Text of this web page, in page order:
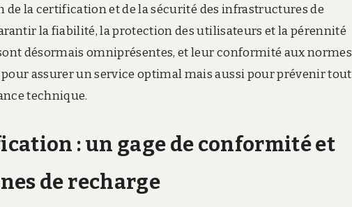
la certification et de la sécurité des infrastructures de
la fiabilité, la protection des utilisateurs et la pérennité
désormais omniprésentes, et leur conformité aux normes
assurer un service optimal mais aussi pour prévenir tout
technique.
: un gage de conformité et
de recharge